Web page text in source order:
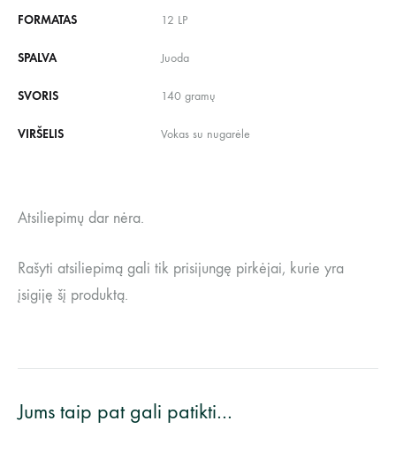
FORMATAS 12 LP
SPALVA Juoda
SVORIS 140 gramų
VIRŠELIS Vokas su nugarėle
Atsiliepimų dar nėra.
Rašyti atsiliepimą gali tik prisijungę pirkėjai, kurie yra
įsigiję šį produktą.
Jums taip pat gali patikti…